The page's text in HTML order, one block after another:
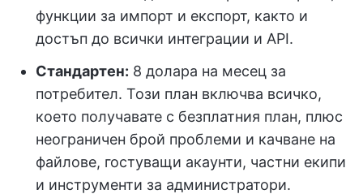
функции за импорт и експорт, както и
достъп до всички интеграции и API.
Стандартен: 8 долара на месец за
потребител. Този план включва всичко,
което получавате с безплатния план, плюс
неограничен брой проблеми и качване на
файлове, гостуващи акаунти, частни екипи
и инструменти за администратори.